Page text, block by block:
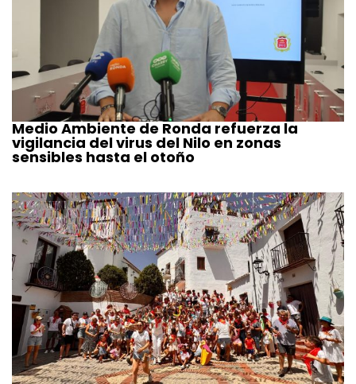
Medio Ambiente de Ronda refuerza la
vigilancia del virus del Nilo en zonas
sensibles hasta el otoño